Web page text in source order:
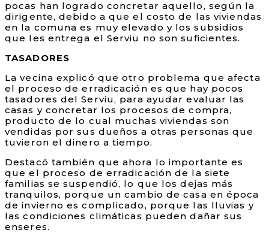
pocas han logrado concretar aquello, según la
dirigente, debido a que el costo de las viviendas
en la comuna es muy elevado y los subsidios
que les entrega el Serviu no son suficientes.
TASADORES
La vecina explicó que otro problema que afecta
el proceso de erradicación es que hay pocos
tasadores del Serviu, para ayudar evaluar las
casas y concretar los procesos de compra,
producto de lo cual muchas viviendas son
vendidas por sus dueños a otras personas que
tuvieron el dinero a tiempo.
Destacó también que ahora lo importante es
que el proceso de erradicación de la siete
familias se suspendió, lo que los dejas más
tranquilos, porque un cambio de casa en época
de invierno es complicado, porque las lluvias y
las condiciones climáticas pueden dañar sus
enseres.